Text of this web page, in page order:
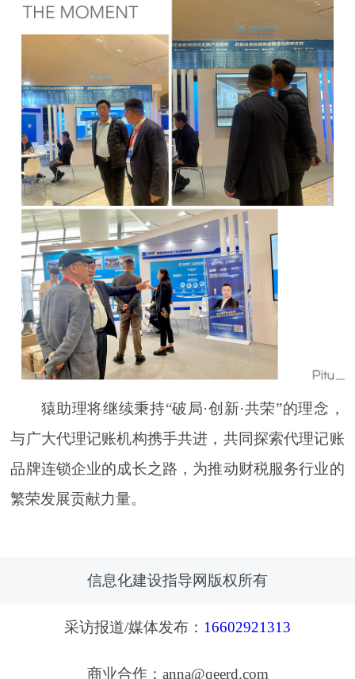
猿助理将继续秉持“破局·创新·共荣”的理念，
与广大代理记账机构携手共进，共同探索代理记账
品牌连锁企业的成长之路，为推动财税服务行业的
繁荣发展贡献力量。
信息化建设指导网版权所有
采访报道/媒体发布： 16602921313
商业合作：anna@qeerd.com